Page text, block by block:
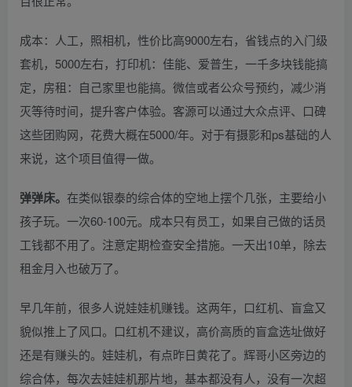
成本：人工，照相机，性价比高9000左右，省钱点的入门级
套机，5000左右，打印机：佳能、爱普生，一千多块钱能搞
定，房租：自己家里也能搞。微信或者公众号预约，减少消
灭等待时间，提升客户体验。客源可以通过大众点评、口碑
这些团购网，花费大概在5000/年。对于有摄影和ps基础的人
来说，这个项目值得一做。
弹弹床。 在类似银泰的综合体的空地上摆个几张，主要给小
孩子玩。一次60-100元。成本只有员工，如果自己做的话员
工钱都不用了。注意定期检查安全措施。一天出10单，除去
租金月入也破万了。
早几年前，很多人说娃娃机赚钱。这两年，口红机、盲盒又
貌似推上了风口。口红机不建议，高价高质的盲盒选址做好
还是有赚头的。娃娃机，有点昨日黄花了。辉哥小区旁边的
综合体，每次去娃娃机那片地，基本都没有人，没有一次超